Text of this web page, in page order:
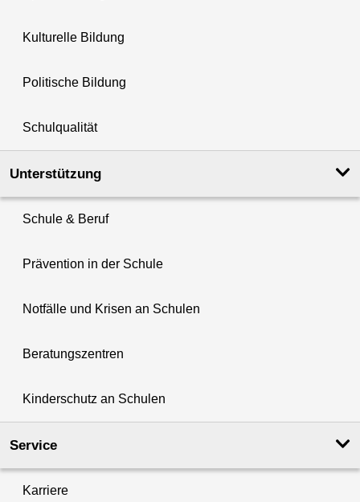
Kulturelle Bildung
Politische Bildung
Schulqualität
Unterstützung
Schule & Beruf
Prävention in der Schule
Notfälle und Krisen an Schulen
Beratungszentren
Kinderschutz an Schulen
Service
Karriere